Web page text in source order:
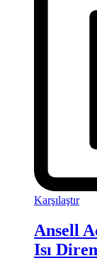
Karşılaştır
Ansell
Isı